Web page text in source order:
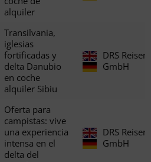
alquiler
Transilvania,
iglesias
fortificadas y
delta Danubio
en coche
alquiler Sibiu
DRS Reisen
GmbH
Oferta para
campistas: vive
una experiencia
intensa en el
delta del
DRS Reisen
GmbH